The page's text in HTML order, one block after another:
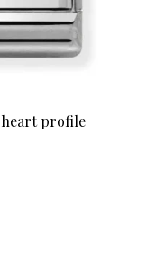
heart profile